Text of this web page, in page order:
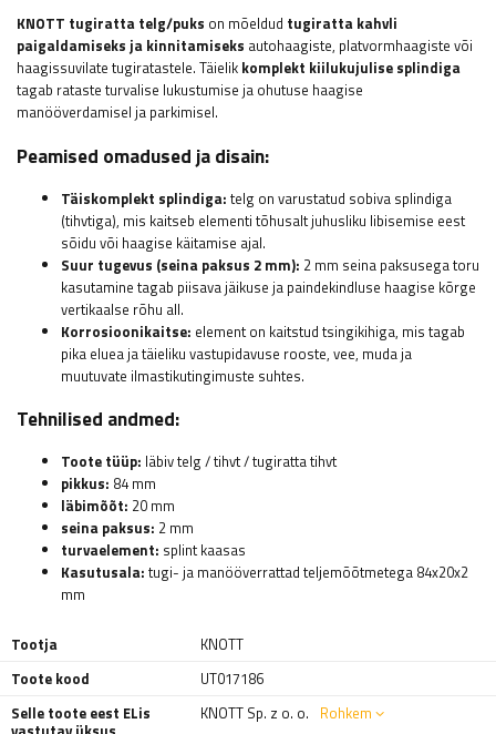
KNOTT tugiratta telg/puks on mõeldud tugiratta kahvli
paigaldamiseks ja kinnitamiseks autohaagiste, platvormhaagiste või
haagissuvilate tugiratastele. Täielik komplekt kiilukujulise splindiga
tagab rataste turvalise lukustumise ja ohutuse haagise
manööverdamisel ja parkimisel.
Peamised omadused ja disain:
Täiskomplekt splindiga: telg on varustatud sobiva splindiga
(tihvtiga), mis kaitseb elementi tõhusalt juhusliku libisemise eest
sõidu või haagise käitamise ajal.
Suur tugevus (seina paksus 2 mm): 2 mm seina paksusega toru
kasutamine tagab piisava jäikuse ja paindekindluse haagise kõrge
vertikaalse rõhu all.
Korrosioonikaitse: element on kaitstud tsingikihiga, mis tagab
pika eluea ja täieliku vastupidavuse rooste, vee, muda ja
muutuvate ilmastikutingimuste suhtes.
Tehnilised andmed:
Toote tüüp: läbiv telg / tihvt / tugiratta tihvt
pikkus: 84 mm
läbimõõt: 20 mm
seina paksus: 2 mm
turvaelement: splint kaasas
Kasutusala: tugi- ja manööverrattad teljemõõtmetega 84x20x2
mm
Tootja
KNOTT
Toote kood
UT017186
Selle toote eest ELis
KNOTT Sp. z o. o. Rohkem